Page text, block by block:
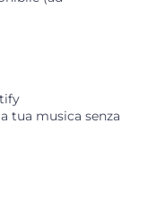
tua musica senza